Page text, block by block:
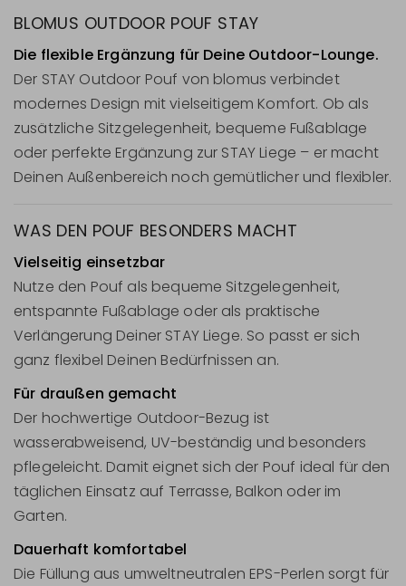
BLOMUS OUTDOOR POUF STAY
Die flexible Ergänzung für Deine Outdoor-Lounge.
Der STAY Outdoor Pouf von blomus verbindet
modernes Design mit vielseitigem Komfort. Ob als
zusätzliche Sitzgelegenheit, bequeme Fußablage
oder perfekte Ergänzung zur STAY Liege – er macht
Deinen Außenbereich noch gemütlicher und flexibler.
WAS DEN POUF BESONDERS MACHT
Vielseitig einsetzbar
Nutze den Pouf als bequeme Sitzgelegenheit,
entspannte Fußablage oder als praktische
Verlängerung Deiner STAY Liege. So passt er sich
ganz flexibel Deinen Bedürfnissen an.
Für draußen gemacht
Der hochwertige Outdoor-Bezug ist
wasserabweisend, UV-beständig und besonders
pflegeleicht. Damit eignet sich der Pouf ideal für den
täglichen Einsatz auf Terrasse, Balkon oder im
Garten.
Dauerhaft komfortabel
Die Füllung aus umweltneutralen EPS-Perlen sorgt für